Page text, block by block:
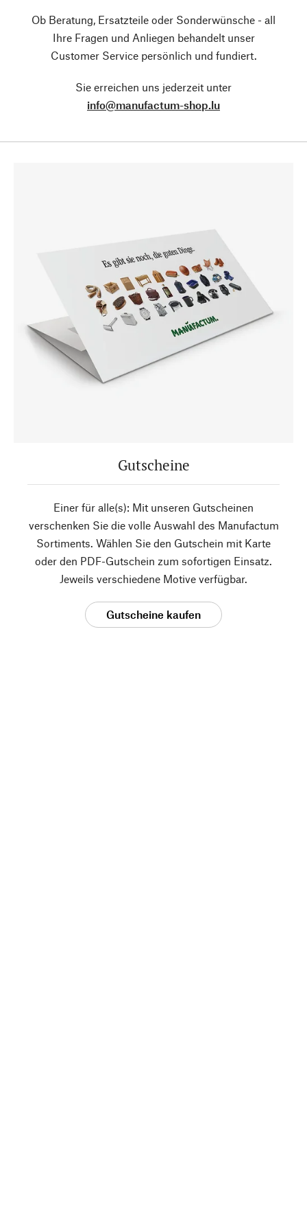
Ob Beratung, Ersatzteile oder Sonderwünsche - all
Ihre Fragen und Anliegen behandelt unser
Customer Service persönlich und fundiert.
Sie erreichen uns jederzeit unter
info@manufactum-shop.lu
Gutscheine
Einer für alle(s): Mit unseren Gutscheinen
verschenken Sie die volle Auswahl des Manufactum
Sortiments. Wählen Sie den Gutschein mit Karte
oder den PDF-Gutschein zum sofortigen Einsatz.
Jeweils verschiedene Motive verfügbar.
Gutscheine kaufen